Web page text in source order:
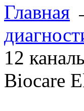
Главная
12
Biocare